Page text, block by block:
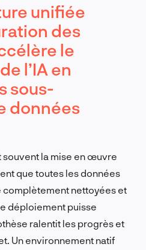
unifiée
des
le
l’IA en
sous-
données
la mise en œuvre
que toutes les données
nettoyées et
déploiement puisse
ralentit les progrès et
Un environnement natif